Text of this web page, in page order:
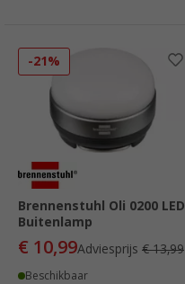
-21%
Brennenstuhl Oli 0200 LED
Buitenlamp
€ 10,99Adviesprijs € 13,99
Beschikbaar